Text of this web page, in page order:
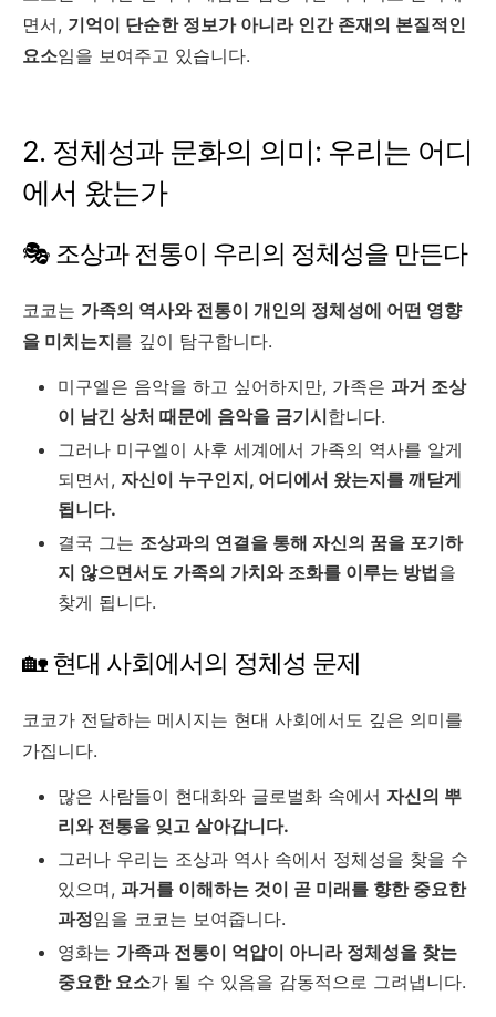
면서, 기억이 단순한 정보가 아니라 인간 존재의 본질적인
요소임을 보여주고 있습니다.
2. 정체성과 문화의 의미: 우리는 어디
에서 왔는가
🎭 조상과 전통이 우리의 정체성을 만든다
코코는 가족의 역사와 전통이 개인의 정체성에 어떤 영향
을 미치는지를 깊이 탐구합니다.
미구엘은 음악을 하고 싶어하지만, 가족은 과거 조상
이 남긴 상처 때문에 음악을 금기시합니다.
그러나 미구엘이 사후 세계에서 가족의 역사를 알게
되면서, 자신이 누구인지, 어디에서 왔는지를 깨닫게
됩니다.
결국 그는 조상과의 연결을 통해 자신의 꿈을 포기하
지 않으면서도 가족의 가치와 조화를 이루는 방법을
찾게 됩니다.
🏡 현대 사회에서의 정체성 문제
코코가 전달하는 메시지는 현대 사회에서도 깊은 의미를
가집니다.
많은 사람들이 현대화와 글로벌화 속에서 자신의 뿌
리와 전통을 잊고 살아갑니다.
그러나 우리는 조상과 역사 속에서 정체성을 찾을 수
있으며, 과거를 이해하는 것이 곧 미래를 향한 중요한
과정임을 코코는 보여줍니다.
영화는 가족과 전통이 억압이 아니라 정체성을 찾는
중요한 요소가 될 수 있음을 감동적으로 그려냅니다.